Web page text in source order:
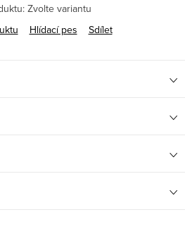
Zvolte variantu
Hlídací pes Sdílet